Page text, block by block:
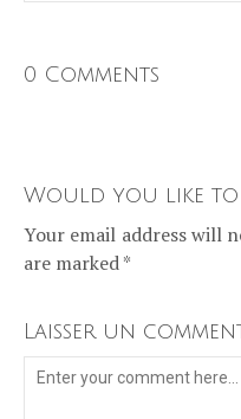
0 Comments
Would you like
Your email address will
are marked *
Laisser un